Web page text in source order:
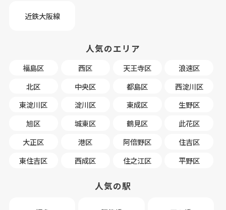
近鉄大阪線
人気のエリア
福島区 西区 天王寺区
浪速区
北区
中央区 都島区
西淀川区
東淀川区
淀川区 東成区
生野区
旭区
城東区 鶴見区
此花区
大正区
港区 阿倍野区
住吉区
東住吉区
西成区 住之江区 平野区
人気の駅